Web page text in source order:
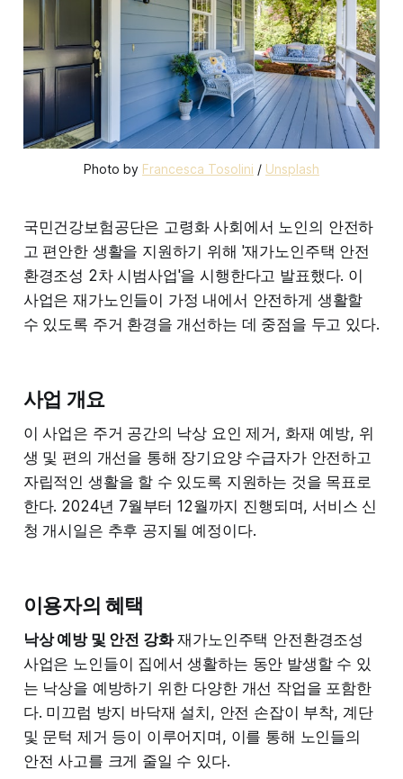
Photo by Francesca Tosolini / Unsplash
국민건강보험공단은 고령화 사회에서 노인의 안전하
고 편안한 생활을 지원하기 위해 '재가노인주택 안전
환경조성 2차 시범사업'을 시행한다고 발표했다. 이
사업은 재가노인들이 가정 내에서 안전하게 생활할
수 있도록 주거 환경을 개선하는 데 중점을 두고 있다.
사업 개요
이 사업은 주거 공간의 낙상 요인 제거, 화재 예방, 위
생 및 편의 개선을 통해 장기요양 수급자가 안전하고
자립적인 생활을 할 수 있도록 지원하는 것을 목표로
한다. 2024년 7월부터 12월까지 진행되며, 서비스 신
청 개시일은 추후 공지될 예정이다.
이용자의 혜택
낙상 예방 및 안전 강화재가노인주택 안전환경조성
사업은 노인들이 집에서 생활하는 동안 발생할 수 있
는 낙상을 예방하기 위한 다양한 개선 작업을 포함한
다. 미끄럼 방지 바닥재 설치, 안전 손잡이 부착, 계단
및 문턱 제거 등이 이루어지며, 이를 통해 노인들의
안전 사고를 크게 줄일 수 있다.